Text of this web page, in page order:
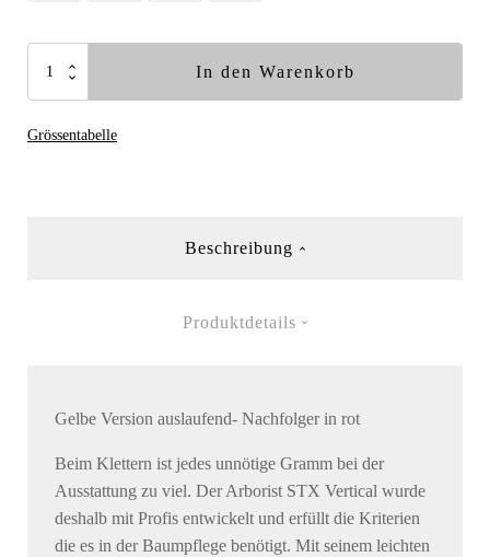
Arborist
Menge
In den Warenkorb
Grössentabelle
Beschreibung
Produktdetails
Gelbe Version auslaufend- Nachfolger in rot
Beim Klettern ist jedes unnötige Gramm bei der
Ausstattung zu viel. Der Arborist STX Vertical wurde
deshalb mit Profis entwickelt und erfüllt die Kriterien
die es in der Baumpflege benötigt. Mit seinem leichten